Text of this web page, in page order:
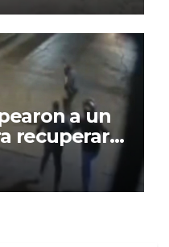
a un
recuperar
en Berisso